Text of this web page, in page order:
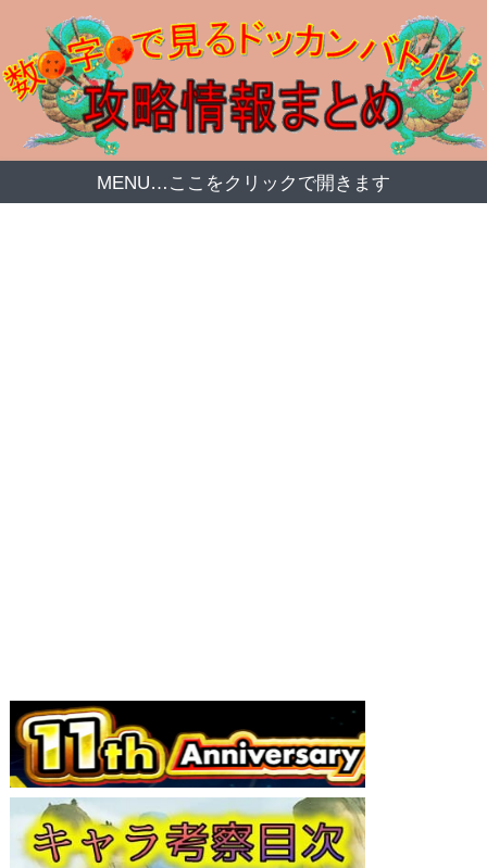
MENU…ここをクリックで開きます